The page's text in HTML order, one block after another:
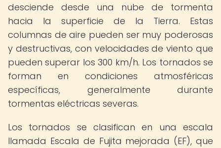
desciende desde una nube de tormenta
hacia la superficie de la Tierra. Estas
columnas de aire pueden ser muy poderosas
y destructivas, con velocidades de viento que
pueden superar los 300 km/h. Los tornados se
forman en condiciones atmosféricas
específicas, generalmente durante
tormentas eléctricas severas.
Los tornados se clasifican en una escala
llamada Escala de Fujita mejorada (EF), que